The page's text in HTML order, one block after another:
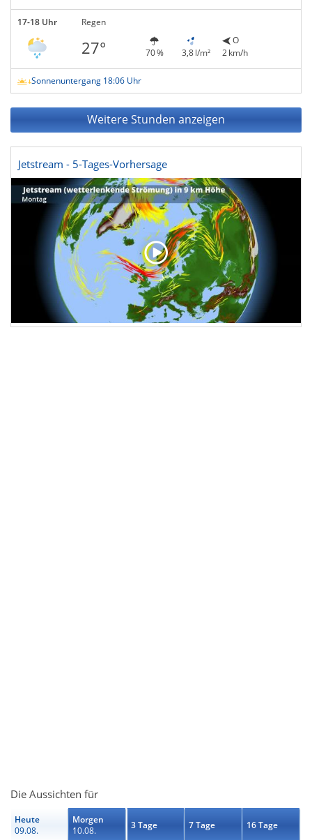
17-18 Uhr Regen
27° 70 % 3,8 l/m²
O
2 km/h
Sonnenuntergang 18:06 Uhr
Weitere Stunden anzeigen
Jetstream - 5-Tages-Vorhersage
Die Aussichten für
Heute
09.08.
Morgen
10.08.
3 Tage 7 Tage 16 Tage